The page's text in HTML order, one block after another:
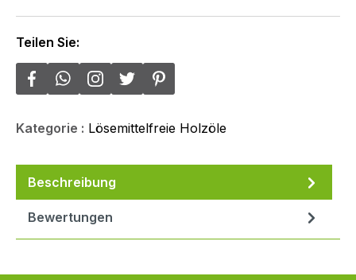
Teilen Sie:
Kategorie : Lösemittelfreie Holzöle
Beschreibung
Bewertungen